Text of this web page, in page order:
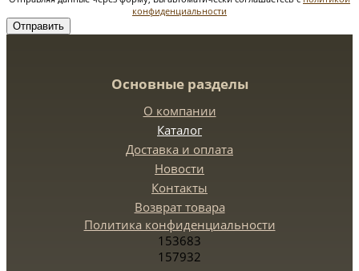
конфиденциальности
Отправить
Основные разделы
О компании
Каталог
Доставка и оплата
Новости
Контакты
Возврат товара
Политика конфиденциальности
153683
157932